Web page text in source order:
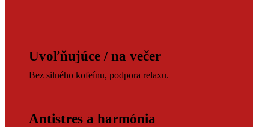
Uvoľňujúce / na večer
Bez silného kofeínu, podpora relaxu.
Antistres a harmónia